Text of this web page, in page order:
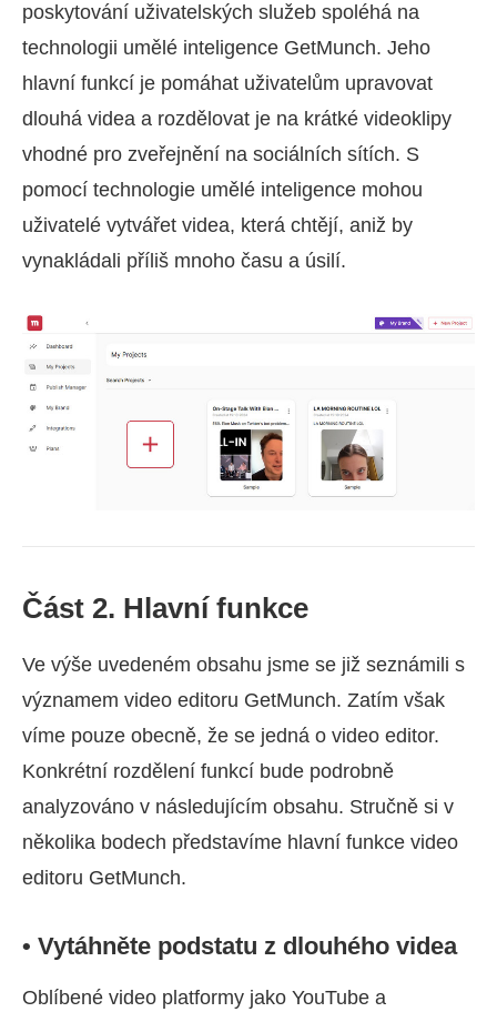
poskytování uživatelských služeb spoléhá na
technologii umělé inteligence GetMunch. Jeho
hlavní funkcí je pomáhat uživatelům upravovat
dlouhá videa a rozdělovat je na krátké videoklipy
vhodné pro zveřejnění na sociálních sítích. S
pomocí technologie umělé inteligence mohou
uživatelé vytvářet videa, která chtějí, aniž by
vynakládali příliš mnoho času a úsilí.
Část 2. Hlavní funkce
Ve výše uvedeném obsahu jsme se již seznámili s
významem video editoru GetMunch. Zatím však
víme pouze obecně, že se jedná o video editor.
Konkrétní rozdělení funkcí bude podrobně
analyzováno v následujícím obsahu. Stručně si v
několika bodech představíme hlavní funkce video
editoru GetMunch.
• Vytáhněte podstatu z dlouhého videa
Oblíbené video platformy jako YouTube a